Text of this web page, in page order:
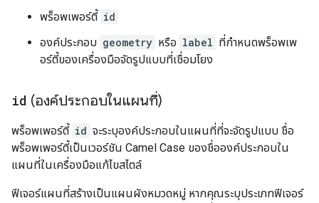
พร็อพเพอร์ตี้ id
องค์ประกอบ geometry หรือ label ที่กำหนดพร็อพเพ
อร์ตี้ของเครื่องมือจัดรูปแบบที่เชื่อมโยง
id (องค์ประกอบในแผนที่)
พร็อพเพอร์ตี้ id จะระบุองค์ประกอบในแผนที่ที่จะจัดรูปแบบ ชื่อ
พร็อพเพอร์ตี้เป็นเวอร์ชัน Camel Case ของชื่อองค์ประกอบใน
แผนที่ในเครื่องมือแก้ไขสไตล์
ฟีเจอร์แผนที่สร้างเป็นแผนผังหมวดหมู่ หากคุณระบุประเภทฟีเจอร์